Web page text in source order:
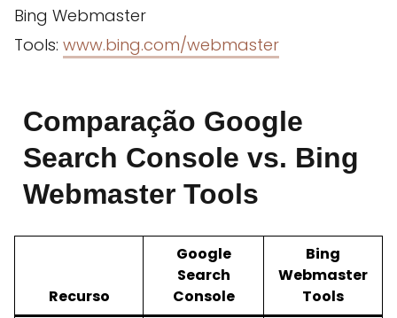
Bing Webmaster
Tools: www.bing.com/webmaster
Comparação Google
Search Console vs. Bing
Webmaster Tools
Recurso
Google
Search
Console
Bing
Webmaster
Tools